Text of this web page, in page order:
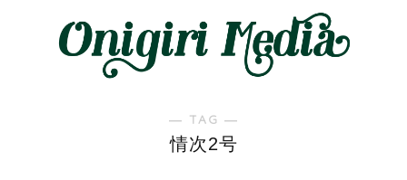
― TAG ―
情次2号